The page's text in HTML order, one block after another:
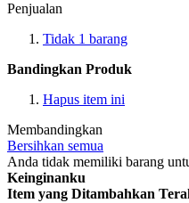
Penjualan
Tidak 1 barang
Bandingkan Produk
Hapus item ini
Membandingkan
Bersihkan semua
Anda tidak memiliki barang
Keinginanku
Item yang Ditambahkan